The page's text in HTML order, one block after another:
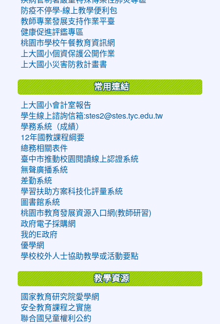
防疫不停學-線上教學便利包
教師專業發展支持作業平臺
健康促進評鑑專區
桃園市學校午餐教育資訊網
上大國小個資保護公開作業
上大國小災害防救計畫書
常用連結
上大國小會計室報告
學生線上諮詢信箱:stes2@stes.tyc.edu.tw
學務系統（成績）
12年國教課程綱要
總務相關表件
臺中市推動校園閱讀線上認證系統
無聲廣播系統
差勤系統
學習扶助方案科技化評量系統
圖書館系統
桃園市教育發展資源入口網(教師研習)
政府電子採購網
我的E政府
優學網
學校校外人士協助教學或活動要點
教學資源
國家教育研究院愛學網
安全教育課程之實施
聯合國兒童權利公約